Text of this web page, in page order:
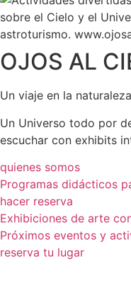
OJOS AL
Un viaje en la
Un Universo todo por
escuchar con exhibits
quienes somos
Programas didácticos
hacer reserva
Exhibiciones de arte
Próximos eventos y
reserva tu lugar